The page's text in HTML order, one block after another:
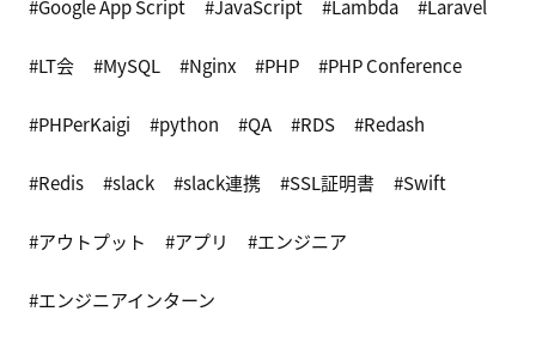
Google App Script JavaScript Lambda Laravel
LT会 MySQL Nginx PHP PHP Conference
PHPerKaigi python QA RDS Redash
Redis slack slack連携 SSL証明書 Swift
アウトプット アプリ エンジニア
エンジニアインターン